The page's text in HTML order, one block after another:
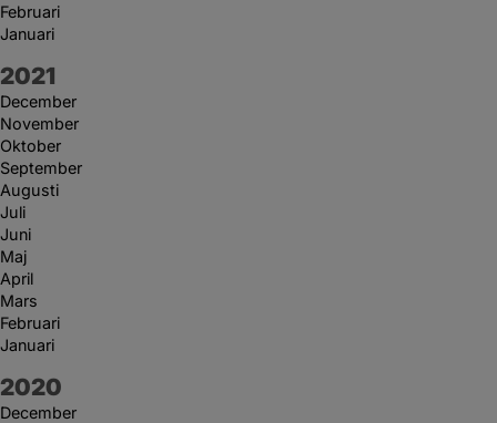
Februari
Januari
År:
2021
December
November
Oktober
September
Augusti
Juli
Juni
Maj
April
Mars
Februari
Januari
År:
2020
December